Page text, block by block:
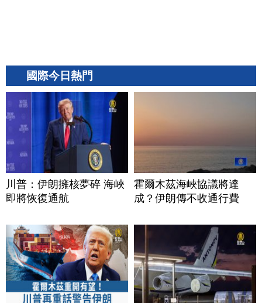
國際今日熱門
川普：伊朗擁核夢碎 海峽
即將恢復通航
霍爾木茲海峽協議將達
成？伊朗傳不收通行費